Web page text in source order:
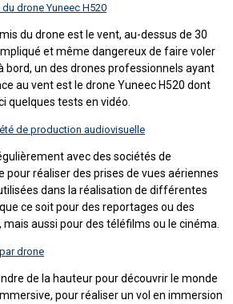
drone Yuneec H520
du drone est le vent, au-dessus de 30
et même dangereux de faire voler
bord, un des drones professionnels ayant
au vent est le drone Yuneec H520 dont
quelques tests en vidéo.
de production audiovisuelle
avec des sociétés de
pour réaliser des prises de vues aériennes
dans la réalisation de différentes
ce soit pour des reportages ou des
aussi pour des téléfilms ou le cinéma.
drone
de la hauteur pour découvrir le monde
pour réaliser un vol en immersion